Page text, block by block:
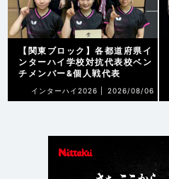
【関東ブロック】各都道府県イ
ンターハイ学校対抗代表校ベン
チメンバー&個人戦代表
インターハイ2026 | 2026/08/06